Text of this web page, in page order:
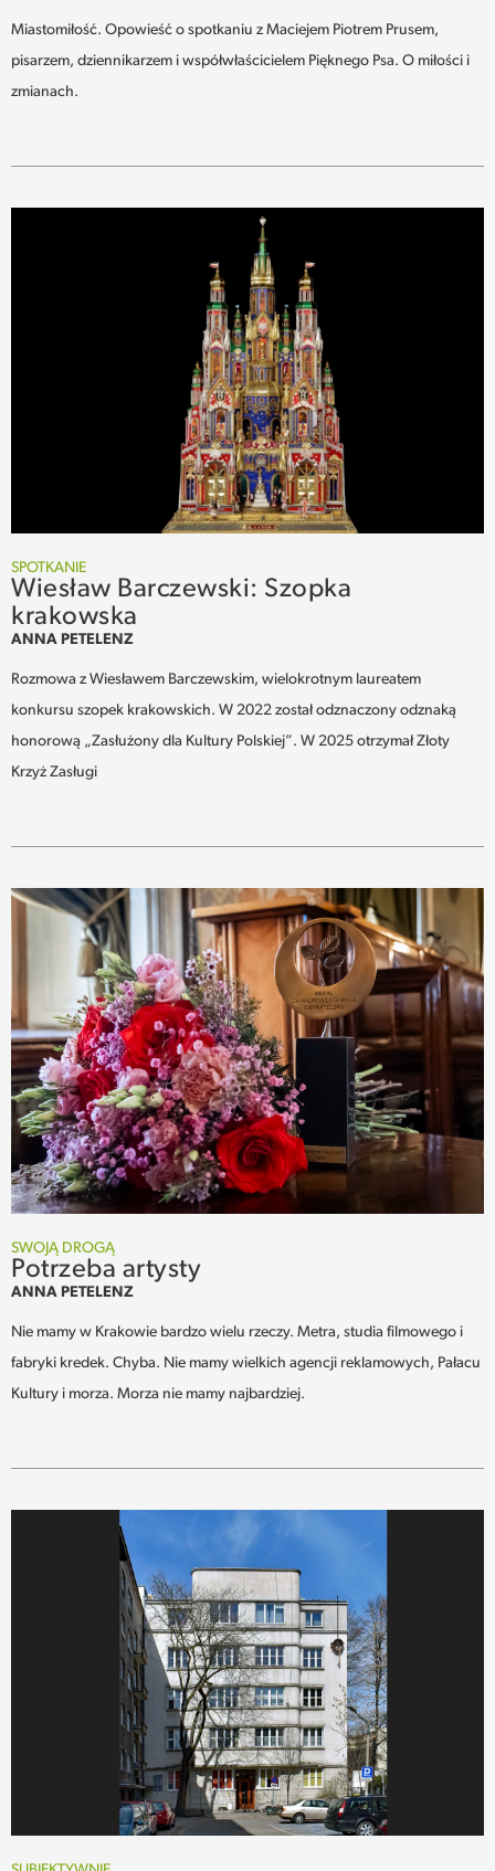
Miastomiłość. Opowieść o spotkaniu z Maciejem Piotrem Prusem,
pisarzem, dziennikarzem i współwłaścicielem Pięknego Psa. O miłości i
zmianach.
SPOTKANIE
Wiesław Barczewski: Szopka
krakowska
ANNA PETELENZ
Rozmowa z Wiesławem Barczewskim, wielokrotnym laureatem
konkursu szopek krakowskich. W 2022 został odznaczony odznaką
honorową „Zasłużony dla Kultury Polskiej”. W 2025 otrzymał Złoty
Krzyż Zasługi
SWOJĄ DROGĄ
Potrzeba artysty
ANNA PETELENZ
Nie mamy w Krakowie bardzo wielu rzeczy. Metra, studia filmowego i
fabryki kredek. Chyba. Nie mamy wielkich agencji reklamowych, Pałacu
Kultury i morza. Morza nie mamy najbardziej.